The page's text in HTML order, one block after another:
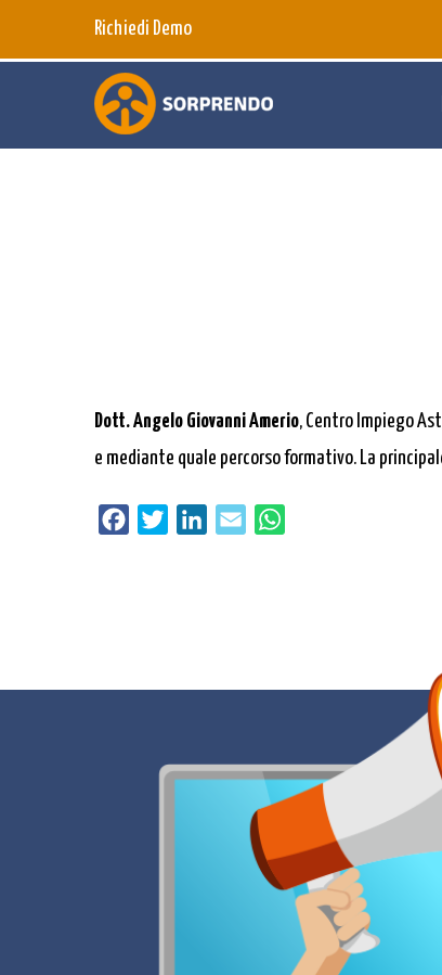
Richiedi Demo
Dott. Angelo Giovanni Amerio, Centro Impiego
e mediante quale percorso formativo. La
FacebookTwitter LinkedIn Email